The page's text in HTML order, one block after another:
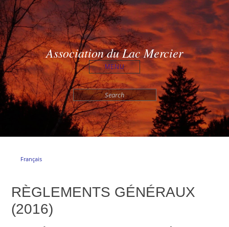
Association du Lac Mercier
MENU
Search
for:
Français
RÈGLEMENTS GÉNÉRAUX
(2016)